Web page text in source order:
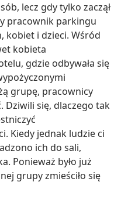
lecz gdy tylko zaczął
pracownik parkingu
kobiet i dzieci. Wśród
kobieta
gdzie odbywała się
grupę, pracownicy
Dziwili się, dlaczego tak
Kiedy jednak ludzie ci
ich do sali,
Ponieważ było już
grupy zmieściło się